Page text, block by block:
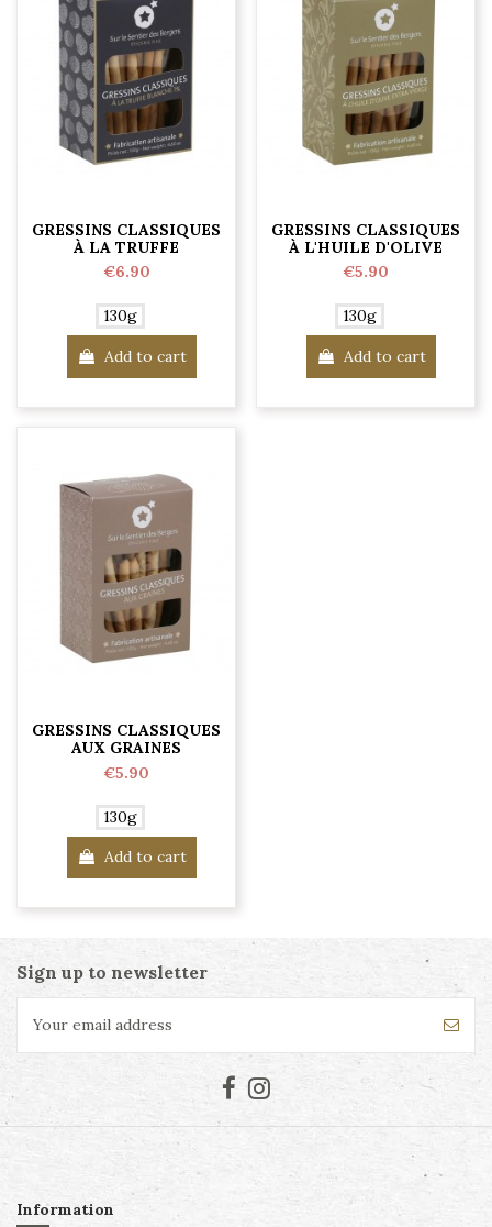
GRESSINS CLASSIQUES
À LA TRUFFE
€6.90
130g
Add to cart
GRESSINS CLASSIQUES
À L'HUILE D'OLIVE
€5.90
130g
Add to cart
GRESSINS CLASSIQUES
AUX GRAINES
€5.90
130g
Add to cart
Sign up to newsletter
Information